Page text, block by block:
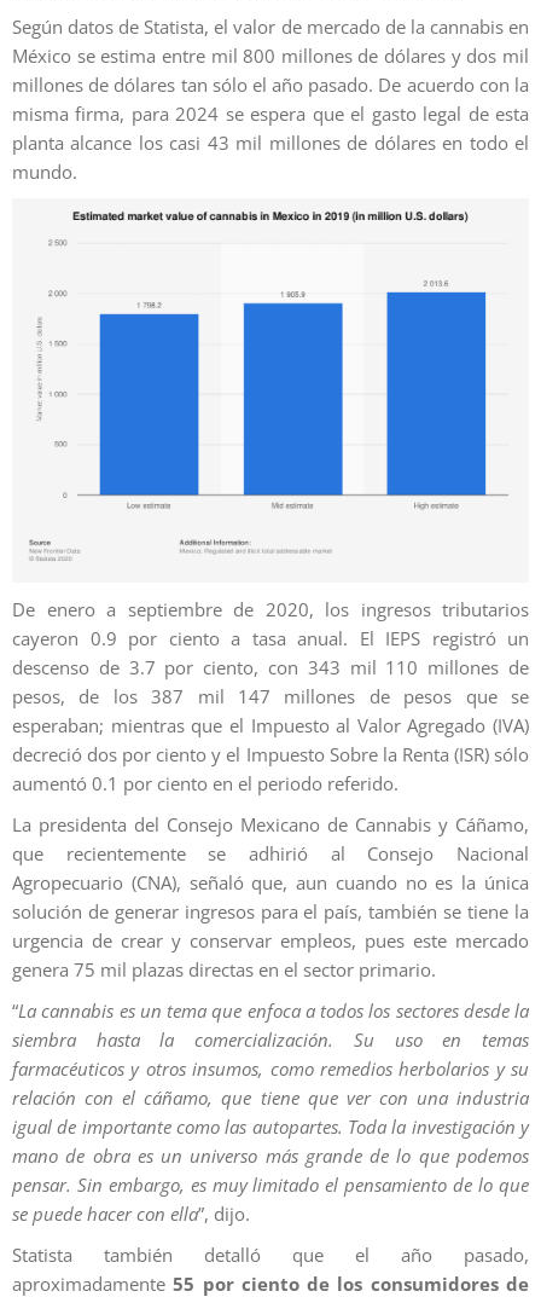
Según datos de Statista, el valor de mercado de la cannabis en
México se estima entre mil 800 millones de dólares y dos mil
millones de dólares tan sólo el año pasado. De acuerdo con la
misma firma, para 2024 se espera que el gasto legal de esta
planta alcance los casi 43 mil millones de dólares en todo el
mundo.
De enero a septiembre de 2020, los ingresos tributarios
cayeron 0.9 por ciento a tasa anual. El IEPS registró un
descenso de 3.7 por ciento, con 343 mil 110 millones de
pesos, de los 387 mil 147 millones de pesos que se
esperaban; mientras que el Impuesto al Valor Agregado (IVA)
decreció dos por ciento y el Impuesto Sobre la Renta (ISR) sólo
aumentó 0.1 por ciento en el periodo referido.
La presidenta del Consejo Mexicano de Cannabis y Cáñamo,
que recientemente se adhirió al Consejo Nacional
Agropecuario (CNA), señaló que, aun cuando no es la única
solución de generar ingresos para el país, también se tiene la
urgencia de crear y conservar empleos, pues este mercado
genera 75 mil plazas directas en el sector primario.
“La cannabis es un tema que enfoca a todos los sectores desde la
siembra hasta la comercialización. Su uso en temas
farmacéuticos y otros insumos, como remedios herbolarios y su
relación con el cáñamo, que tiene que ver con una industria
igual de importante como las autopartes. Toda la investigación y
mano de obra es un universo más grande de lo que podemos
pensar. Sin embargo, es muy limitado el pensamiento de lo que
se puede hacer con ella”, dijo.
Statista también detalló que el año pasado,
aproximadamente55 por ciento de los consumidores de